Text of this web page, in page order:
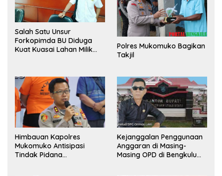
Salah Satu Unsur
Forkopimda BU Diduga
Kuat Kuasai Lahan Milik
Polres Mukomuko Bagikan
Takjil
Himbauan Kapolres
Mukomuko Antisipasi
Tindak Pidana
Kejanggalan Penggunaan
Anggaran di Masing-
Masing OPD di Bengkulu